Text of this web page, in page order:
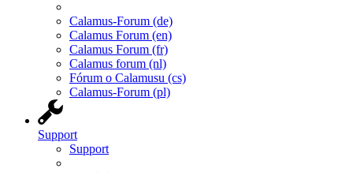
Calamus-Forum (de)
Calamus Forum (en)
Calamus Forum (fr)
Calamus forum (nl)
Fórum o Calamusu (cs)
Calamus-Forum (pl)
Support
Support